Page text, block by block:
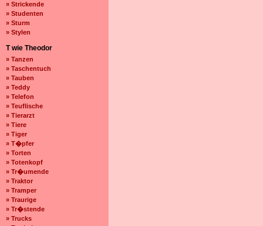
» Strickende
» Studenten
» Sturm
» Stylen
T wie Theodor
» Tanzen
» Taschentuch
» Tauben
» Teddy
» Telefon
» Teuflische
» Tierarzt
» Tiere
» Tiger
» T�pfer
» Torten
» Totenkopf
» Tr�umende
» Traktor
» Tramper
» Traurige
» Tr�stende
» Trucks